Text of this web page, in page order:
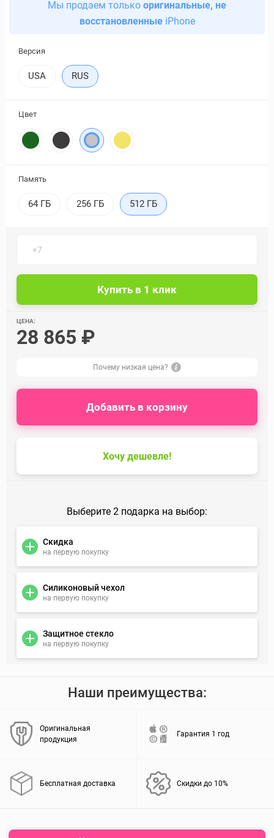
Мы продаем только оригинальные, не
восстановленныеiPhone
Версия
USA RUS
Цвет
Память
64 ГБ 256 ГБ 512 ГБ
ЦЕНА:
28 865 ₽
Почему низкая цена?
Хочу дешевле!
Добавить в корзину
Выберите 2 подарка на выбор:
Скидка
на первую покупку
Силиконовый чехол
на первую покупку
Защитное стекло
на первую покупку
Наши преимущества:
Оригинальная
продукция
Гарантия 1 год
Бесплатная доставка Скидки до 10%